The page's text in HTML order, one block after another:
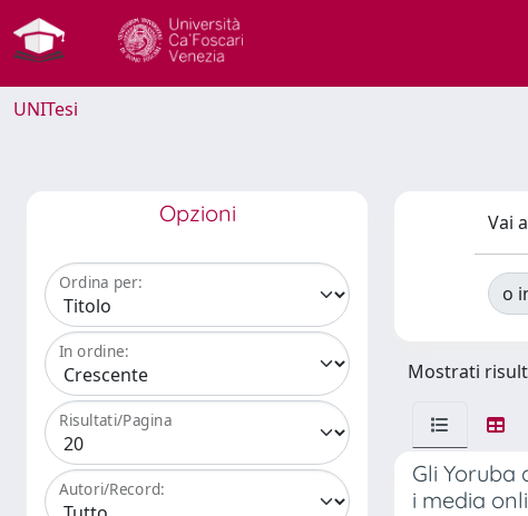
UNITesi
Opzioni
Ordina per:
In ordine:
Risultati/Pagina
Autori/Record:
Vai
o
Mostrati
Gli
i media